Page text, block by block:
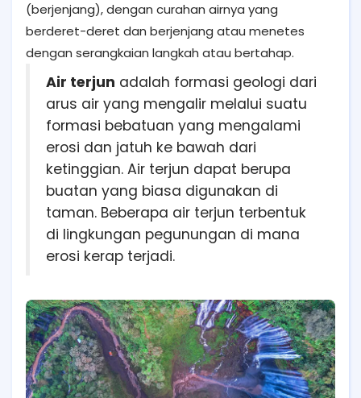
(berjenjang), dengan curahan airnya yang
berderet-deret dan berjenjang atau menetes
dengan serangkaian langkah atau bertahap.
Air terjun adalah formasi geologi dari
arus air yang mengalir melalui suatu
formasi bebatuan yang mengalami
erosi dan jatuh ke bawah dari
ketinggian. Air terjun dapat berupa
buatan yang biasa digunakan di
taman. Beberapa air terjun terbentuk
di lingkungan pegunungan di mana
erosi kerap terjadi.